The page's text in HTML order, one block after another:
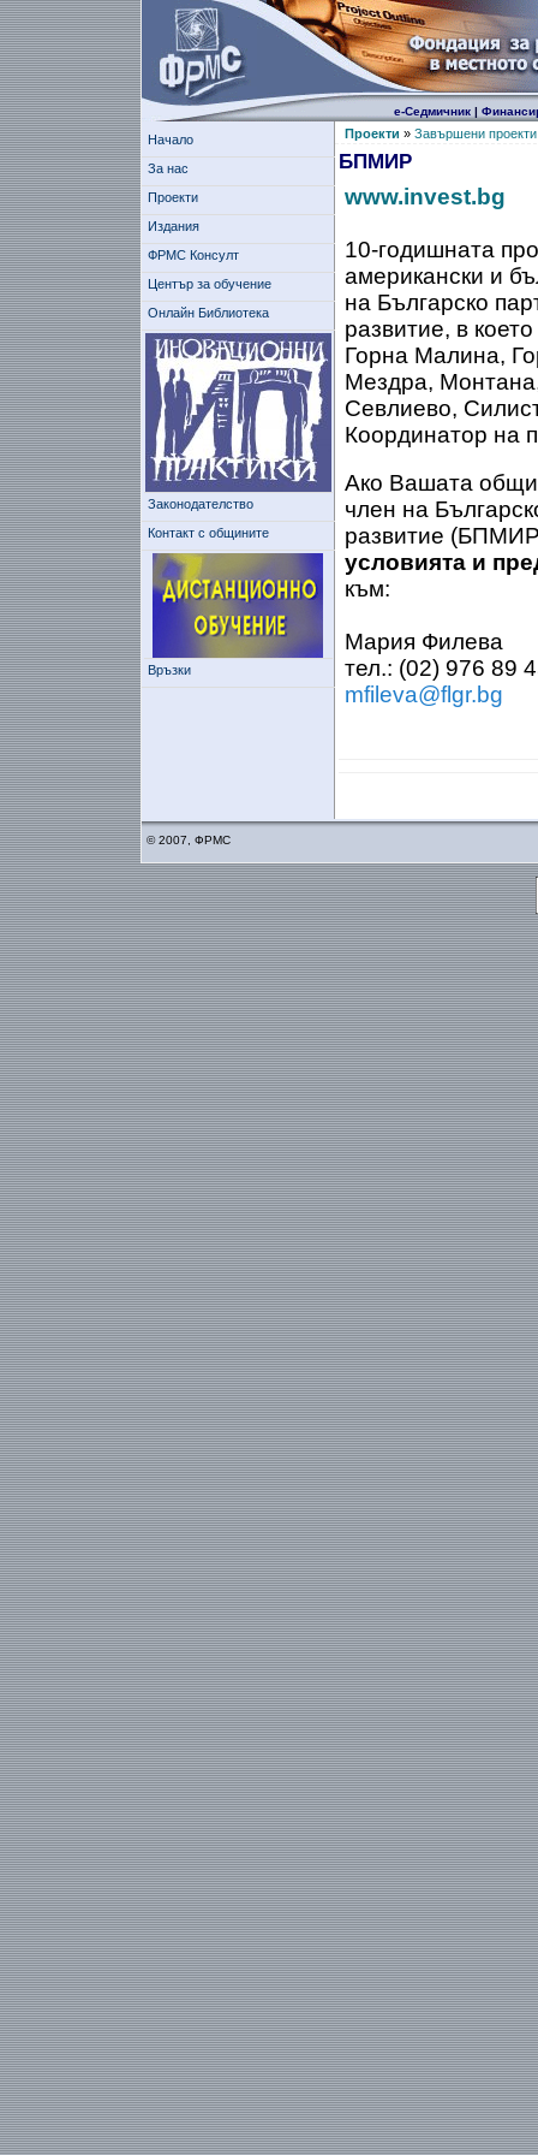
е-Седмичник|
Начало
За нас
Проекти
Издания
ФРМС Консулт
Център за обучение
Онлайн Библиотека
Законодателство
Контакт с общините
Връзки
Проекти » Завършени проекти
БПМИР
www.invest.bg
10-годишната
американски и
на Българско
развитие, в
Горна Малина,
Мездра,
Севлиево,
Координатор на
Ако Вашата
член на
развитие
условията и
към:
Мария Филева
тел.: (02) 976 89
mfileva@flgr.bg
© 2007, ФРМС